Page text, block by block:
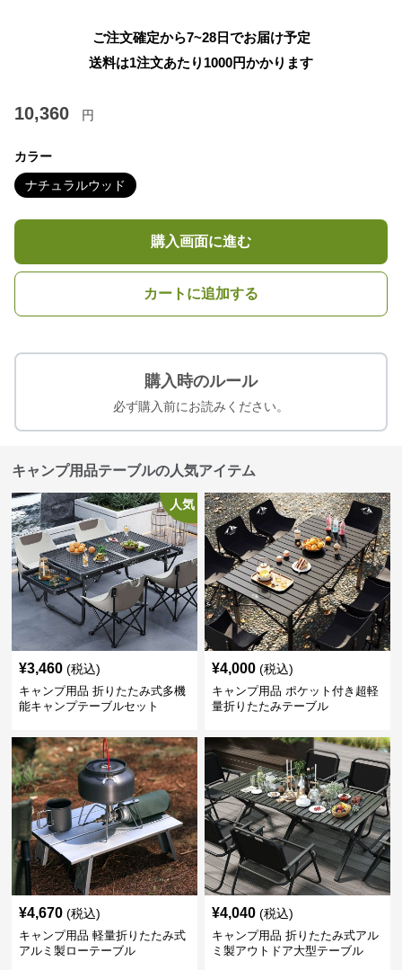
ご注文確定から7~28日でお届け予定
送料は1注文あたり 1000円かかります
10,360 円
カラー
ナチュラルウッド
購入画面に進む
カートに追加する
購入時のルール
必ず購入前にお読みください。
キャンプ用品テーブルの人気アイテム
人気
¥3,460 (税込)
キャンプ用品 折りたたみ式多機
能キャンプテーブルセット
¥4,000 (税込)
キャンプ用品 ポケット付き超軽
量折りたたみテーブル
¥4,670 (税込)
キャンプ用品 軽量折りたたみ式
アルミ製ローテーブル
¥4,040 (税込)
キャンプ用品 折りたたみ式アル
ミ製アウトドア大型テーブル